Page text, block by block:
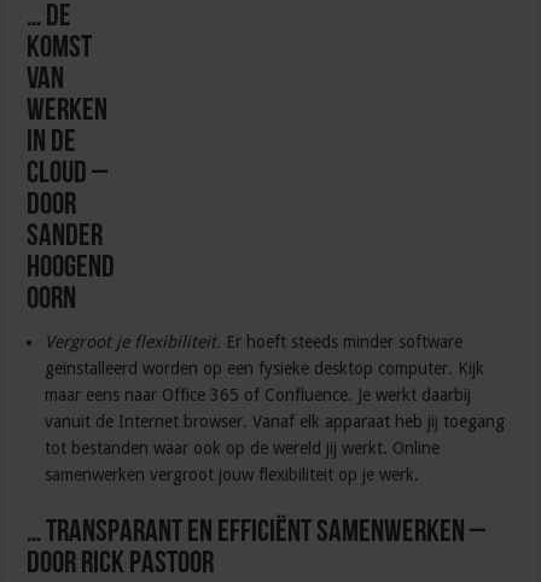
… de
komst
van
werken
in de
cloud –
door
Sander
Hoogend
oorn
Vergroot je flexibiliteit. Er hoeft steeds minder software
geïnstalleerd worden op een fysieke desktop computer. Kijk
maar eens naar Office 365 of Confluence. Je werkt daarbij
vanuit de Internet browser. Vanaf elk apparaat heb jij toegang
tot bestanden waar ook op de wereld jij werkt. Online
samenwerken vergroot jouw flexibiliteit op je werk.
… transparant en efficiënt samenwerken –
door Rick Pastoor